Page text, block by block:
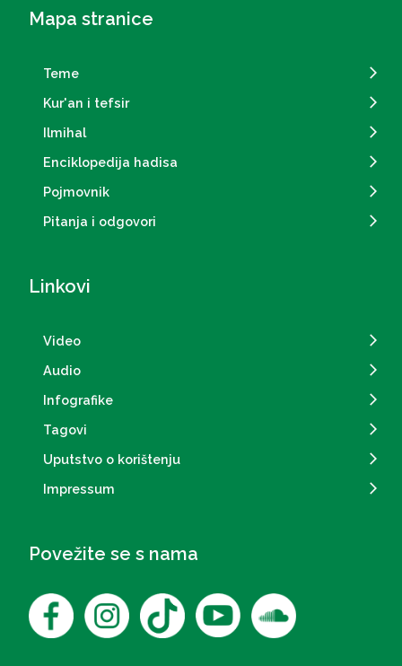
Mapa stranice
Teme
Kur'an i tefsir
Ilmihal
Enciklopedija hadisa
Pojmovnik
Pitanja i odgovori
Linkovi
Video
Audio
Infografike
Tagovi
Uputstvo o korištenju
Impressum
Povežite se s nama